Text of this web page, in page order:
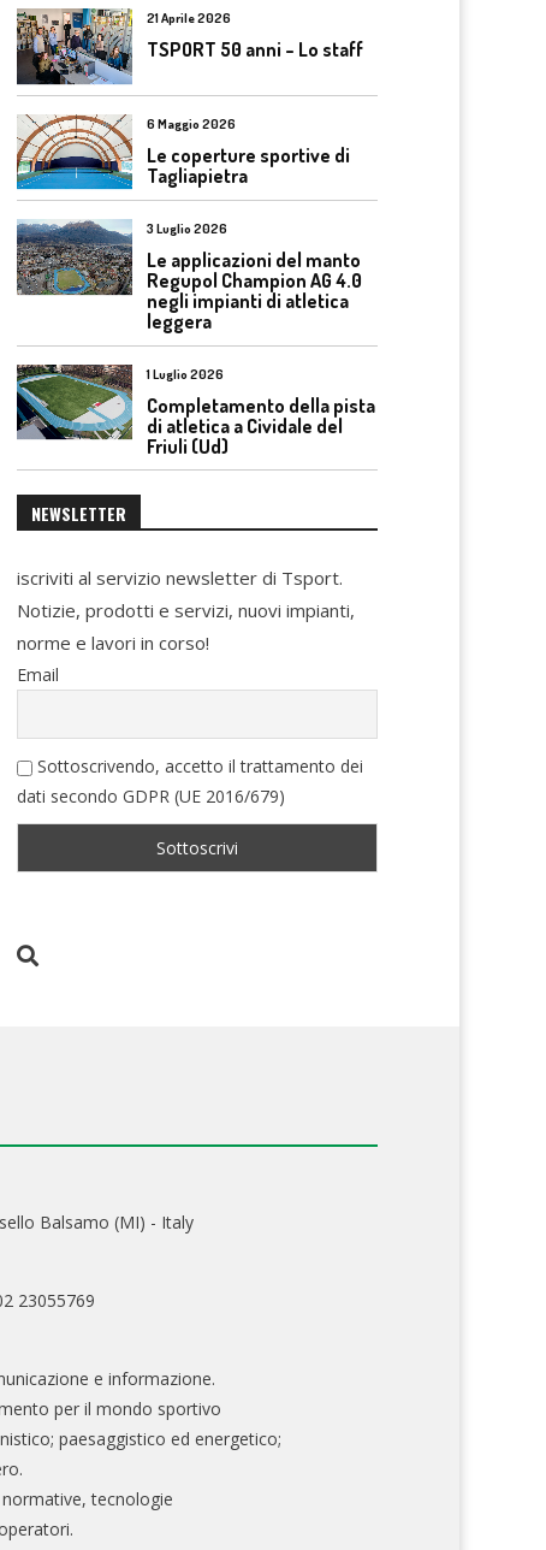
21 Aprile 2026
TSPORT 50 anni – Lo staff
6 Maggio 2026
Le coperture sportive di
Tagliapietra
3 Luglio 2026
Le applicazioni del manto
Regupol Champion AG 4.0
negli impianti di atletica
leggera
1 Luglio 2026
Completamento della pista
di atletica a Cividale del
Friuli (Ud)
NEWSLETTER
iscriviti al servizio newsletter di Tsport.
Notizie, prodotti e servizi, nuovi impianti,
norme e lavori in corso!
Email
Sottoscrivendo, accetto il trattamento dei
dati secondo GDPR (UE 2016/679)
Balsamo (MI) - Italy
23055769
e informazione.
per il mondo sportivo
paesaggistico ed energetico;
tecnologie